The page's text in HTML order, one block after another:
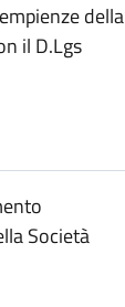
della
il D.Lgs
Società